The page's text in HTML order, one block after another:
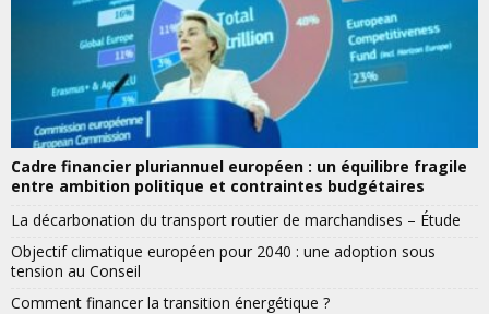
Cadre financier pluriannuel européen : un équilibre fragile
entre ambition politique et contraintes budgétaires
La décarbonation du transport routier de marchandises – Étude
Objectif climatique européen pour 2040 : une adoption sous
tension au Conseil
Comment financer la transition énergétique ?